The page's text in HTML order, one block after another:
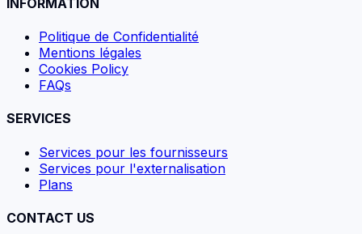
Politique de Confidentialité
Mentions légales
Cookies Policy
FAQs
SERVICES
Services pour les fournisseurs
Services pour l'externalisation
Plans
CONTACT US